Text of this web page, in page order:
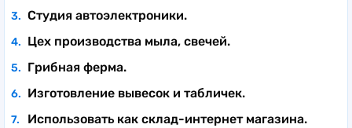
Студия автоэлектроники.
Цех производства мыла, свечей.
Грибная ферма.
Изготовление вывесок и табличек.
Использовать как склад-интернет магазина.